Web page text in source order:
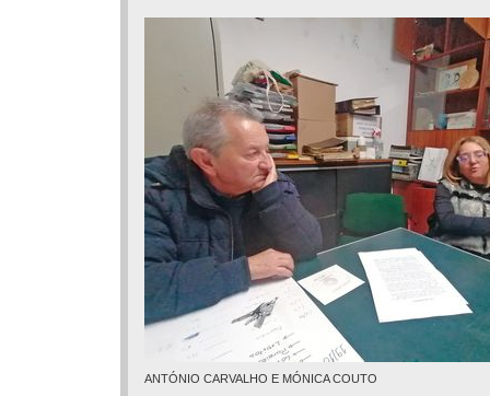
ANTÓNIO CARVALHO E MÓNICA COUTO